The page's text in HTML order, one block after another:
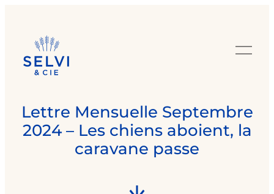
Lettre Mensuelle Septembre
2024 – Les chiens aboient, la
caravane passe